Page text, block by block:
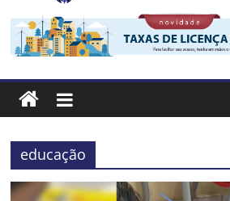
Prefeitura
Estância
Turística
Prefeitura
educação